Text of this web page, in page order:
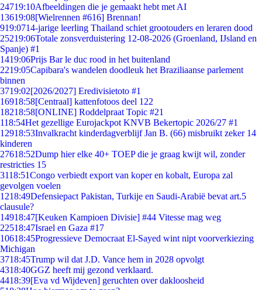
24719:10Afbeeldingen die je gemaakt hebt met AI
13619:08[Wielrennen #616] Brennan!
919:0714-jarige leerling Thailand schiet grootouders en leraren dood
25219:06Totale zonsverduistering 12-08-2026 (Groenland, IJsland en
Spanje) #1
1419:06Prijs Bar le duc rood in het buitenland
2219:05Capibara's wandelen doodleuk het Braziliaanse parlement
binnen
3719:02[2026/2027] Eredivisietoto #1
16918:58[Centraal] kattenfotoos deel 122
18218:58[ONLINE] Roddelpraat Topic #21
118:54Het gezellige Eurojackpot KNVB Bekertopic 2026/27 #1
12918:53Invalkracht kinderdagverblijf Jan B. (66) misbruikt zeker 14
kinderen
27618:52Dump hier elke 40+ TOEP die je graag kwijt wil, zonder
restricties 15
3118:51Congo verbiedt export van koper en kobalt, Europa zal
gevolgen voelen
1218:49Defensiepact Pakistan, Turkije en Saudi-Arabië bevat art.5
clausule?
14918:47[Keuken Kampioen Divisie] #44 Vitesse mag weg
22518:47Israel en Gaza #17
10618:45Progressieve Democraat El-Sayed wint nipt voorverkiezing
Michigan
3718:45Trump wil dat J.D. Vance hem in 2028 opvolgt
4318:40GGZ heeft mij gezond verklaard.
4418:39[Eva vd Wijdeven] geruchten over dakloosheid